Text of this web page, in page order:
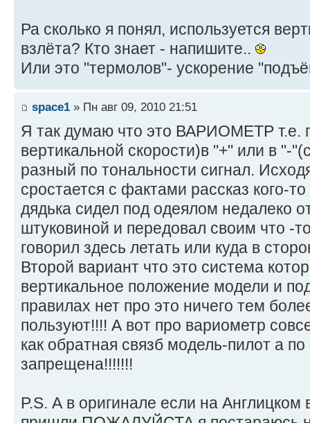
Ра сколько я понял, используется
взлёта? Кто знает - напишите..
Или это "термолов"- ускорение
space1 » Пн авг 09, 2010 21:51
Я так думаю что это ВАРИОМЕТР т.е.
вертикальной скорости)в "+" или в "-
разный по тональности сигнал.
сростается с фактами рассказ кого-
дядька сидел под одеялом недалеко
штуковиной и передовал своим что -
говорил здесь летать или куда в
Второй вариант что это система
вертикальное положение модели и
правилах нет про это ничего тем
пользуют!!!! А вот про вариометр
как обратная связб модель-пилот а
запрещена!!!!!!!
P.S. А в оригинале если на